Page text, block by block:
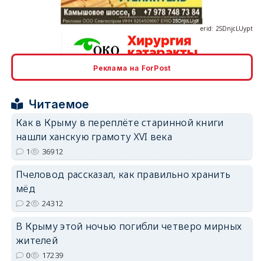
erid: 2SDnjcrDNw6
Реклама на ForPost
Читаемое
Как в Крыму в переплёте старинной книги
нашли ханскую грамоту XVI века
1 36912
Пчеловод рассказал, как правильно хранить
мёд
2 24312
В Крыму этой ночью погибли четверо мирных
жителей
0 17239